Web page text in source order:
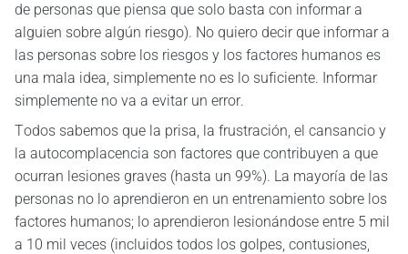
de personas que piensa que solo basta con informar a
alguien sobre algún riesgo). No quiero decir que informar a
las personas sobre los riesgos y los factores humanos es
una mala idea, simplemente no es lo suficiente. Informar
simplemente no va a evitar un error.
Todos sabemos que la prisa, la frustración, el cansancio y
la autocomplacencia son factores que contribuyen a que
ocurran lesiones graves (hasta un 99%). La mayoría de las
personas no lo aprendieron en un entrenamiento sobre los
factores humanos; lo aprendieron lesionándose entre 5 mil
a 10 mil veces (incluidos todos los golpes, contusiones,